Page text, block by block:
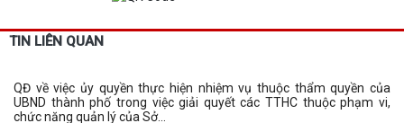
TIN LIÊN QUAN
QĐ về việc ủy quyền thực hiện nhiệm vụ thuộc thẩm quyền của
UBND thành phố trong việc giải quyết các TTHC thuộc phạm vi,
chức năng quản lý của Sở...